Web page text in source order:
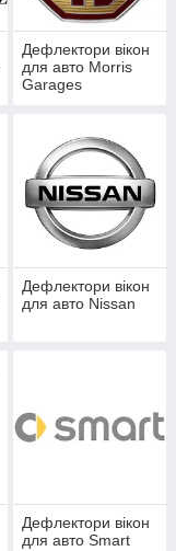
Дефлектори вікон
для авто Morris
Garages
Дефлектори вікон
для авто Nissan
Дефлектори вікон
для авто Smart